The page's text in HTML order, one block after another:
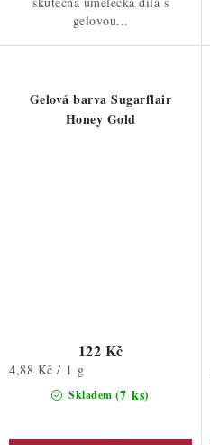
gelovou...
Gelová barva Sugarflair
Honey Gold
Skladem (7 ks)
122 Kč
Měrná
4,88 Kč / 1 g